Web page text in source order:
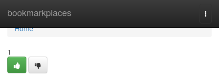
bookmarkplaces
Home
Home
1